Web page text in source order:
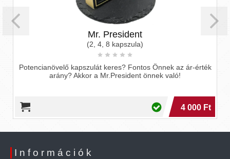
Mr. President
(2, 4, 8 kapszula)
Potencianövelő kapszulát keres? Fontos Önnek az ár-érték
arány? Akkor a Mr.President önnek való!
4 000 Ft
Információk